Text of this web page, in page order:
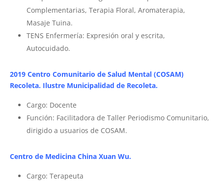
Complementarias, Terapia Floral, Aromaterapia,
Masaje Tuina.
TENS Enfermería: Expresión oral y escrita,
Autocuidado.
2019 Centro Comunitario de Salud Mental (COSAM)
Recoleta. Ilustre Municipalidad de Recoleta.
Cargo: Docente
Función: Facilitadora de Taller Periodismo Comunitario,
dirigido a usuarios de COSAM.
Centro de Medicina China Xuan Wu.
Cargo: Terapeuta